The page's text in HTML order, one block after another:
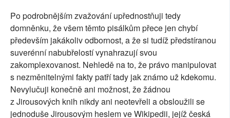
Po podrobnějším zvažování upřednostňuji tedy
domněnku, že všem těmto pisálkům přece jen chybí
především jakákoliv odbornost, a že si tudíž předstíranou
suverénní nabubřelostí vynahrazují svou
zakomplexovanost. Nehledě na to, že právo manipulovat
s nezměnitelnými fakty patří tady jak známo už kdekomu.
Nevylučuji konečně ani možnost, že žádnou
z Jirousových knih nikdy ani neotevřeli a obsloužili se
jednoduše Jirousovým heslem ve Wikipedii, jejíž česká